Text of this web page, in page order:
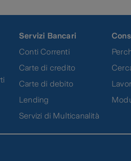
Servizi Bancari
Conti Correnti
Carte di credito
Carte di debito
Lending
Servizi di Multicanalità